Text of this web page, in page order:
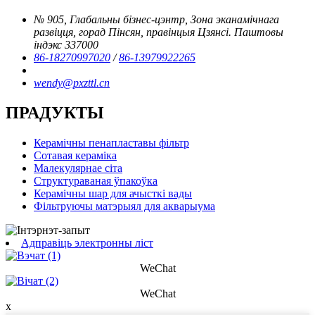
№ 905, Глабальны бізнес-цэнтр, Зона эканамічнага
развіцця, горад Пінсян, правінцыя Цзянсі. Паштовы
індэкс 337000
86-18270997020/86-13979922265
wendy@pxzttl.cn
ПРАДУКТЫ
Керамічны пенапластавы фільтр
Сотавая кераміка
Малекулярнае сіта
Структураваная ўпакоўка
Керамічны шар для ачысткі вады
Фільтруючы матэрыял для акварыума
Адправіць электронны ліст
WeChat
WeChat
x